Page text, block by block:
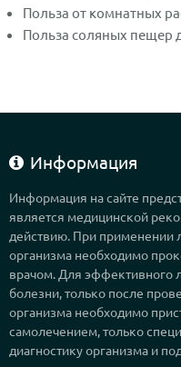
Польза от комнатных
Польза соляных пещер
Информация
Информация на сайте
является медицинской
действию. При применении
организма необходимо
врачом. Для эффективного
болезни, только после
организма необходимо
самолечением, только
диагностику организма и